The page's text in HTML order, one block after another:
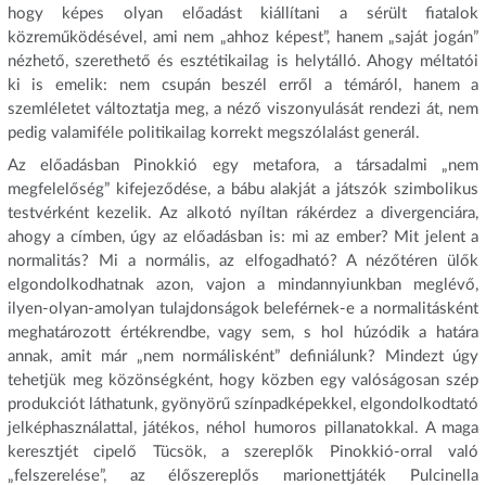
hogy képes olyan előadást kiállítani a sérült fiatalok
közreműködésével, ami nem „ahhoz képest”, hanem „saját jogán”
nézhető, szerethető és esztétikailag is helytálló. Ahogy méltatói
ki is emelik: nem csupán beszél erről a témáról, hanem a
szemléletet változtatja meg, a néző viszonyulását rendezi át, nem
pedig valamiféle politikailag korrekt megszólalást generál.
Az előadásban Pinokkió egy metafora, a társadalmi „nem
megfelelőség” kifejeződése, a bábu alakját a játszók szimbolikus
testvérként kezelik. Az alkotó nyíltan rákérdez a divergenciára,
ahogy a címben, úgy az előadásban is: mi az ember? Mit jelent a
normalitás? Mi a normális, az elfogadható? A nézőtéren ülők
elgondolkodhatnak azon, vajon a mindannyiunkban meglévő,
ilyen-olyan-amolyan tulajdonságok beleférnek-e a normalitásként
meghatározott értékrendbe, vagy sem, s hol húzódik a határa
annak, amit már „nem normálisként” definiálunk? Mindezt úgy
tehetjük meg közönségként, hogy közben egy valóságosan szép
produkciót láthatunk, gyönyörű színpadképekkel, elgondolkodtató
jelképhasználattal, játékos, néhol humoros pillanatokkal. A maga
keresztjét cipelő Tücsök, a szereplők Pinokkió-orral való
„felszerelése”, az élőszereplős marionettjáték Pulcinella